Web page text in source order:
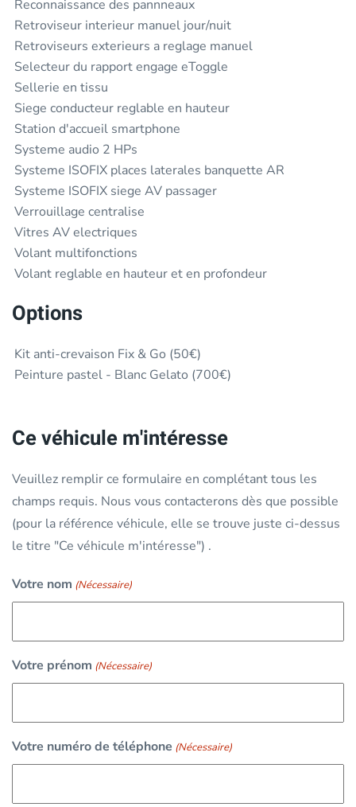
Reconnaissance des pannneaux
Retroviseur interieur manuel jour/nuit
Retroviseurs exterieurs a reglage manuel
Selecteur du rapport engage eToggle
Sellerie en tissu
Siege conducteur reglable en hauteur
Station d'accueil smartphone
Systeme audio 2 HPs
Systeme ISOFIX places laterales banquette AR
Systeme ISOFIX siege AV passager
Verrouillage centralise
Vitres AV electriques
Volant multifonctions
Volant reglable en hauteur et en profondeur
Options
Kit anti-crevaison Fix & Go (50€)
Peinture pastel - Blanc Gelato (700€)
Ce véhicule m'intéresse
Veuillez remplir ce formulaire en complétant tous les
champs requis. Nous vous contacterons dès que possible
(pour la référence véhicule, elle se trouve juste ci-dessus
le titre "Ce véhicule m'intéresse") .
Votre nom (Nécessaire)
Votre prénom (Nécessaire)
Votre numéro de téléphone (Nécessaire)